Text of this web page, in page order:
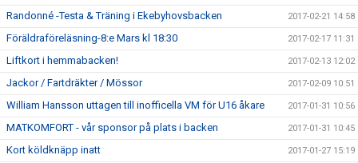
Randonné -Testa & Träning i Ekebyhovsbacken 2017-02-21 14:58
Föräldraföreläsning-8:e Mars kl 18:30 2017-02-17 11:31
Liftkort i hemmabacken! 2017-02-13 12:02
Jackor / Fartdräkter / Mössor 2017-02-09 10:51
William Hansson uttagen till inofficella VM för U16 åkare 2017-01-31 10:56
MATKOMFORT - vår sponsor på plats i backen 2017-01-31 10:45
Kort köldknäpp inatt 2017-01-27 15:19